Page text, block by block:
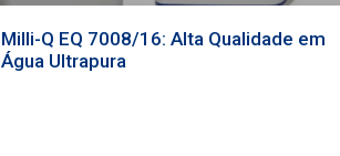
Milli-Q EQ 7008/16: Alta Qualidade em
Água Ultrapura